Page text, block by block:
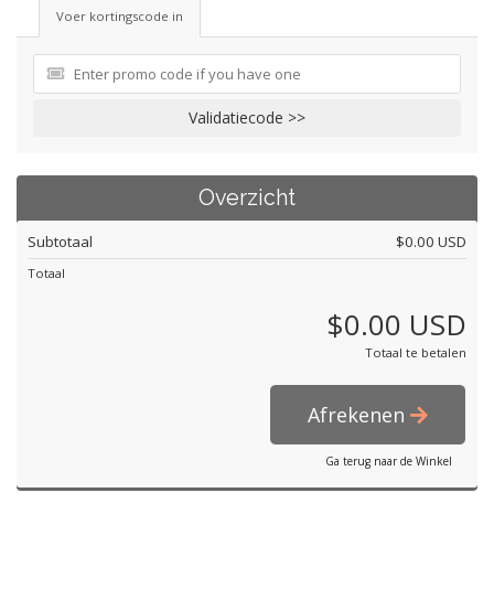
Voer kortingscode in
Validatiecode >>
Overzicht
Subtotaal $0.00 USD
Totaal
$0.00 USD
Totaal te betalen
Afrekenen
Ga terug naar de Winkel